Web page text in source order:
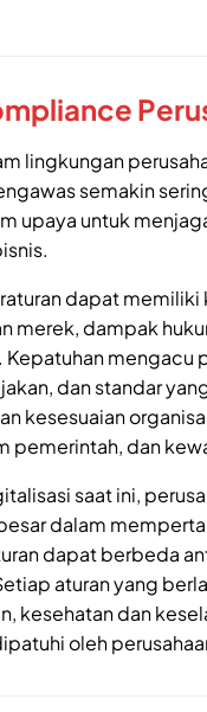
lingkungan
semakin
upaya untuk
dapat memiliki
merek, dampak
mengacu
dan standar
kesesuaian
pemerintah, dan
saat ini,
dalam
dapat berbeda
aturan yang
kesehatan dan
oleh